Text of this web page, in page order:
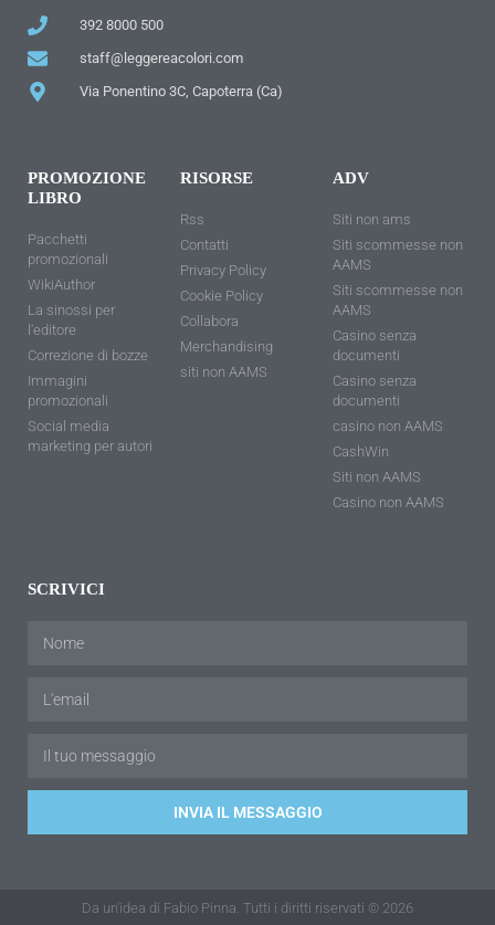
392 8000 500
staff@leggereacolori.com
Via Ponentino 3C, Capoterra (Ca)
PROMOZIONE
LIBRO
Pacchetti
promozionali
WikiAuthor
La sinossi per
l'editore
Correzione di bozze
Immagini
promozionali
Social media
marketing per autori
RISORSE
Rss
Contatti
Privacy Policy
Cookie Policy
Collabora
Merchandising
siti non AAMS
ADV
Siti non ams
Siti scommesse non
AAMS
Siti scommesse non
AAMS
Casino senza
documenti
Casino senza
documenti
casino non AAMS
CashWin
Siti non AAMS
Casino non AAMS
SCRIVICI
INVIA IL MESSAGGIO
Da un'idea di Fabio Pinna. Tutti i diritti riservati © 2026